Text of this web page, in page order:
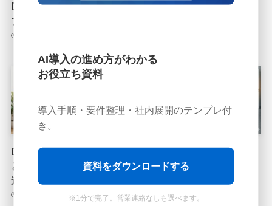
Difyでの商用利用の条件と
プラン選び方ガイド
DifyとNotionの連携手順と
AI搭載サービス
Difyエージェントの作り方
と設定手順ガイド！ツール
連携も解説
Difyでのワークフローの作
り方を手順を追って解説
AI導入の進め方がわかる
お役立ち資料
導入手順・要件整理・社内展開のテンプレ付
き。
資料をダウンロードする
※1分で完了。営業連絡なしも選べます。